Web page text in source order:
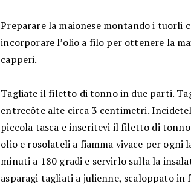
Preparare la maionese montando i tuorli
incorporare l’olio a filo per ottenere la
capperi.
Tagliate il filetto di tonno in due parti.
entrecôte alte circa 3 centimetri.
piccola tasca e inseritevi il filetto di
olio e rosolateli a fiamma vivace per
minuti a 180 gradi e servirlo sulla la
asparagi tagliati a julienne, scaloppato